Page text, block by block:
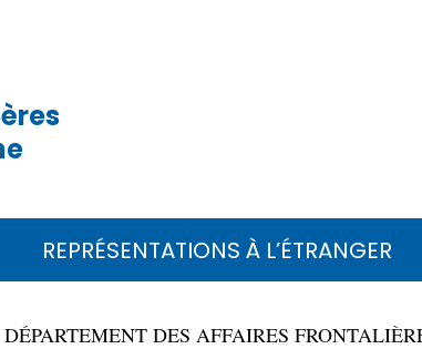
REPRÉSENTATIONS À L’ÉTRANGER
DÉPARTEMENT DES AFFAIRES